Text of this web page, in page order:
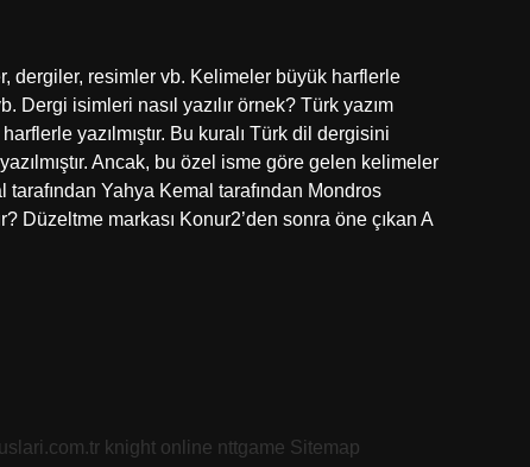
dergiler, resimler vb. Kelimeler büyük harflerle
Dergi isimleri nasıl yazılır örnek? Türk yazım
yazılmıştır. Bu kuralı Türk dil dergisini
Ancak, bu özel isme göre gelen kelimeler
tarafından Yahya Kemal tarafından Mondros
Düzeltme markası Konur2’den sonra öne çıkan A
knight online nttgame Sitemap